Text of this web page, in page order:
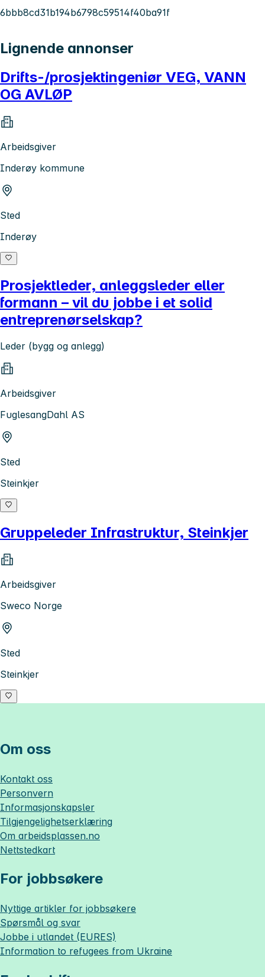
6bbb8cd31b194b6798c59514f40ba91f
Lignende annonser
Drifts-/prosjektingeniør VEG, VANN
OG AVLØP
Arbeidsgiver
Inderøy kommune
Sted
Inderøy
Prosjektleder, anleggsleder eller
formann – vil du jobbe i et solid
entreprenørselskap?
Leder (bygg og anlegg)
Arbeidsgiver
FuglesangDahl AS
Sted
Steinkjer
Gruppeleder Infrastruktur, Steinkjer
Arbeidsgiver
Sweco Norge
Sted
Steinkjer
Om oss
Kontakt oss
Personvern
Informasjonskapsler
Tilgjengelighetserklæring
Om arbeidsplassen.no
Nettstedkart
For jobbsøkere
Nyttige artikler for jobbsøkere
Spørsmål og svar
Jobbe i utlandet (EURES)
Information to refugees from Ukraine